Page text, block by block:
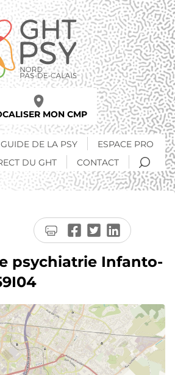
MON CMP
GUIDE DE LA PSY
ESPACE PRO
DU GHT CONTACT
psychiatrie Infanto-
Imprimer
la
page
Partager
sur
Facebook
Partager
sur
Twitter
Partager
sur
LinkedIn